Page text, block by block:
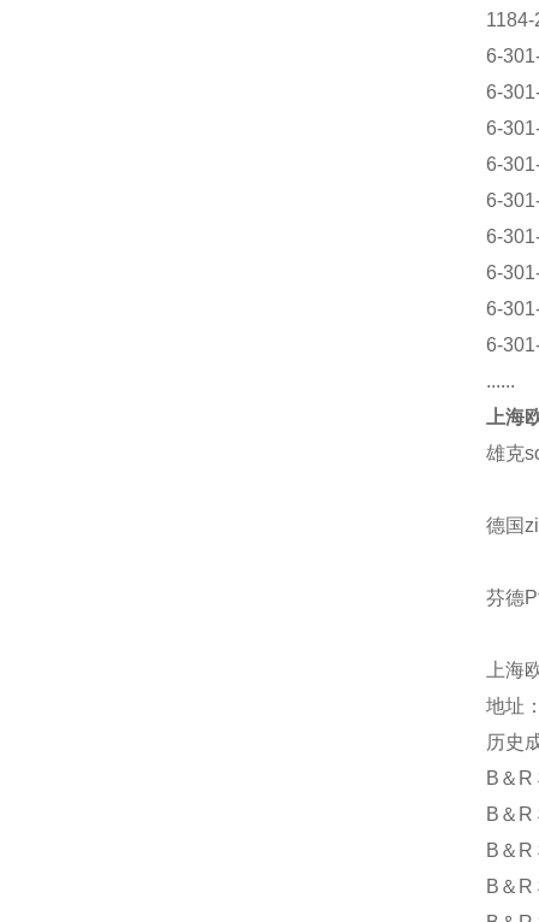
1184-
6-
6-
6-
6-
6-
6-
6-
6-
6-
......
上
雄克
德国
芬德
上海
地址
历史
B＆R
B＆R
B＆R
B＆R